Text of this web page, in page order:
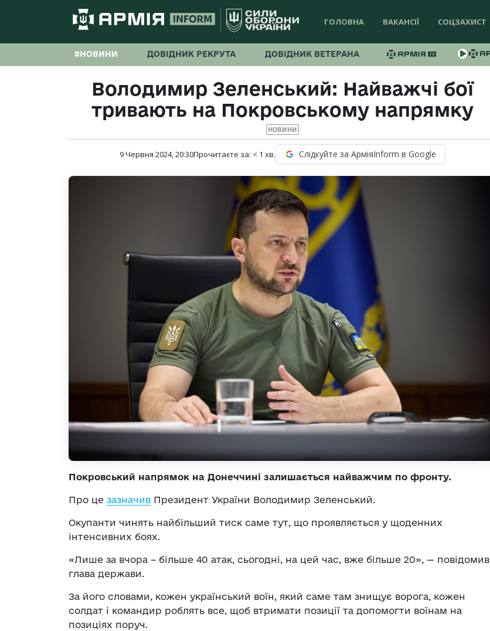
ГОЛОВНА ВАКАНСІЇ СОЦЗАХИСТ
#НОВИНИ ДОВІДНИК РЕКРУТА ДОВІДНИК ВЕТЕРАНА
Володимир Зеленський: Найважчі бої
тривають на Покровському напрямку
НОВИНИ
9 Червня 2024, 20:30Прочитаєте за: < 1 хв. Слідкуйте за АрміяInform в Google
Покровський напрямок на Донеччині залишається найважчим по фронту.
Про це зазначив Президент України Володимир Зеленський.
Окупанти чинять найбільший тиск саме тут, що проявляється у щоденних
інтенсивних боях.
«Лише за вчора – більше 40 атак, сьогодні, на цей час, вже більше 20», — повідомив
глава держави.
За його словами, кожен український воїн, який саме там знищує ворога, кожен
солдат і командир роблять все, щоб втримати позиції та допомогти воїнам на
позиціях поруч.